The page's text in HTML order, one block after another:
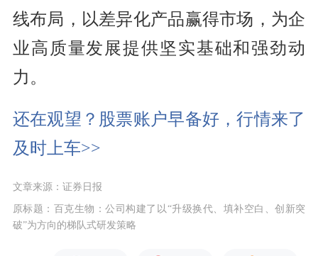
线布局，以差异化产品赢得市场，为企
业高质量发展提供坚实基础和强劲动
力。
还在观望？股票账户早备好，行情来了
及时上车>>
文章来源：证券日报
原标题：百克生物：公司构建了以“升级换代、填补空白、创新突
破”为方向的梯队式研发策略